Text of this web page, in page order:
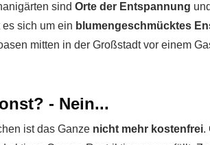
sind Orte der Entspannung
es sich um ein blumengeschmücktes
mitten in der Großstadt vor einem
- Nein...
ist das Ganze nicht mehr kostenfrei.